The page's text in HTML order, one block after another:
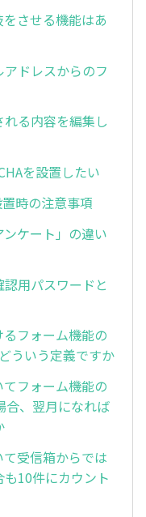
をさせる機能はあ
アドレスからのフ
れる内容を編集し
を設置したい
時の注意事項
ンケート」の違い
認用パスワードと
るフォーム機能の
ういう定義ですか
てフォーム機能の
合、翌月になれば
て受信箱からでは
10件にカウント